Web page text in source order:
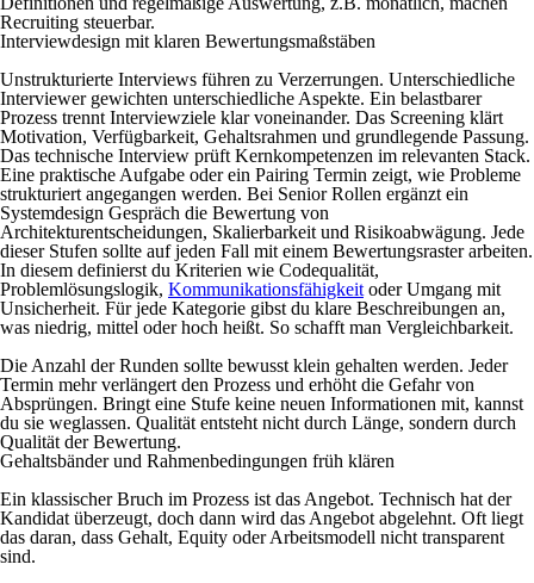
Recruiting steuerbar.
Interviewdesign mit klaren Bewertungsmaßstäben
Unstrukturierte Interviews führen zu Verzerrungen. Unterschiedliche
Interviewer gewichten unterschiedliche Aspekte. Ein belastbarer
Prozess trennt Interviewziele klar voneinander. Das Screening klärt
Motivation, Verfügbarkeit, Gehaltsrahmen und grundlegende Passung.
Das technische Interview prüft Kernkompetenzen im relevanten Stack.
Eine praktische Aufgabe oder ein Pairing Termin zeigt, wie Probleme
strukturiert angegangen werden. Bei Senior Rollen ergänzt ein
Systemdesign Gespräch die Bewertung von
Architekturentscheidungen, Skalierbarkeit und Risikoabwägung. Jede
dieser Stufen sollte auf jeden Fall mit einem Bewertungsraster arbeiten.
In diesem definierst du Kriterien wie Codequalität,
Problemlösungslogik, Kommunikationsfähigkeit oder Umgang mit
Unsicherheit. Für jede Kategorie gibst du klare Beschreibungen an,
was niedrig, mittel oder hoch heißt. So schafft man Vergleichbarkeit.
Die Anzahl der Runden sollte bewusst klein gehalten werden. Jeder
Termin mehr verlängert den Prozess und erhöht die Gefahr von
Absprüngen. Bringt eine Stufe keine neuen Informationen mit, kannst
du sie weglassen. Qualität entsteht nicht durch Länge, sondern durch
Qualität der Bewertung.
Gehaltsbänder und Rahmenbedingungen früh klären
Ein klassischer Bruch im Prozess ist das Angebot. Technisch hat der
Kandidat überzeugt, doch dann wird das Angebot abgelehnt. Oft liegt
das daran, dass Gehalt, Equity oder Arbeitsmodell nicht transparent
sind.